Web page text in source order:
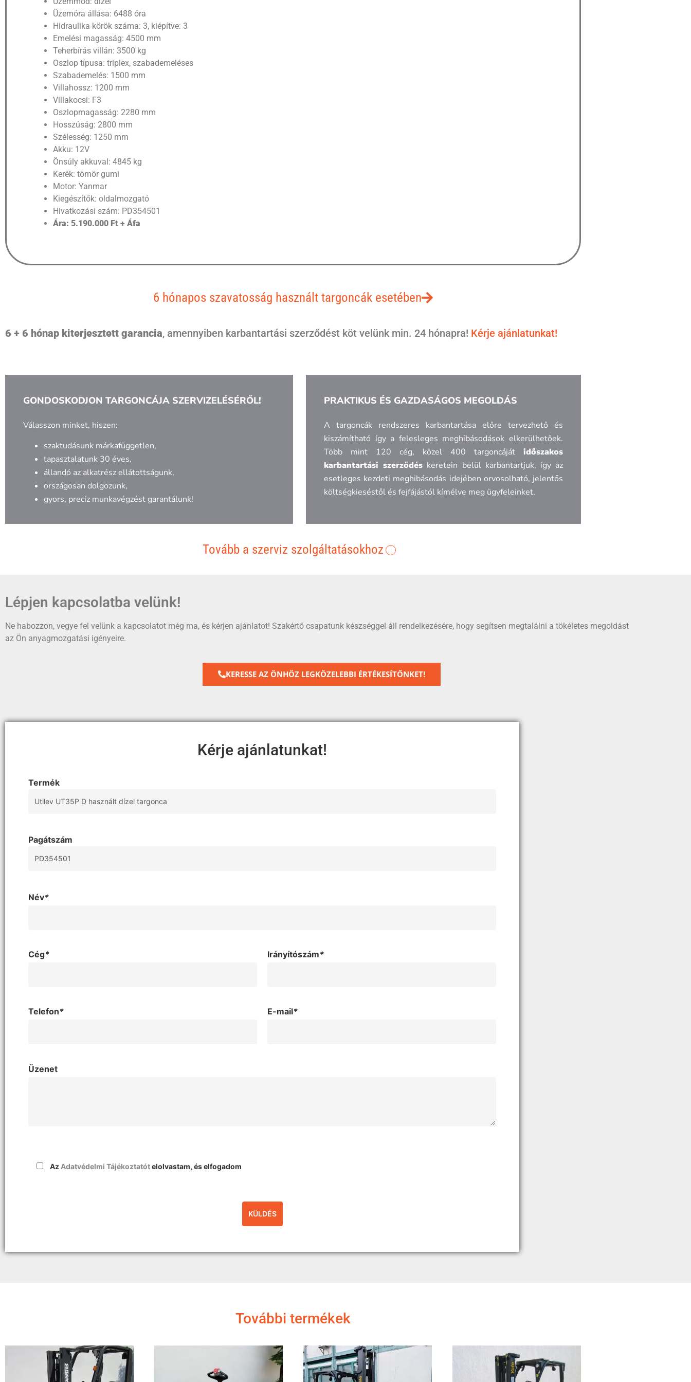
Üzemóra állása: 6488 óra
Hidraulika körök száma: 3, kiépítve: 3
Emelési magasság: 4500 mm
Teherbírás villán: 3500 kg
Oszlop típusa: triplex, szabademeléses
Szabademelés: 1500 mm
Villahossz: 1200 mm
Villakocsi: F3
Oszlopmagasság: 2280 mm
Hosszúság: 2800 mm
Szélesség: 1250 mm
Akku: 12V
Önsúly akkuval: 4845 kg
Kerék: tömör gumi
Motor: Yanmar
Kiegészítők: oldalmozgató
Hivatkozási szám: PD354501
Ára: 5.190.000 Ft + Áfa
6 hónapos szavatosság használt targoncák esetében
6 + 6 hónap kiterjesztett garancia, amennyiben karbantartási szerződést köt velünk min. 24 hónapra! Kérje ajánlatunkat!
GONDOSKODJON TARGONCÁJA SZERVIZELÉSÉRŐL!
Válasszon minket, hiszen:
szaktudásunk márkafüggetlen,
tapasztalatunk 30 éves,
állandó az alkatrész ellátottságunk,
országosan dolgozunk,
gyors, precíz munkavégzést garantálunk!
PRAKTIKUS ÉS GAZDASÁGOS MEGOLDÁS
A targoncák rendszeres karbantartása előre tervezhető és
kiszámítható így a felesleges meghibásodások elkerülhetőek.
Több mint 120 cég, közel 400 targoncáját időszakos
karbantartási szerződés keretein belül karbantartjuk, így az
esetleges kezdeti meghibásodás idejében orvosolható, jelentős
költségkieséstől és fejfájástól kímélve meg ügyfeleinket.
Tovább a szerviz szolgáltatásokhoz
Lépjen kapcsolatba velünk!
Ne habozzon, vegye fel velünk a kapcsolatot még ma, és kérjen ajánlatot! Szakértő csapatunk készséggel áll rendelkezésére, hogy segítsen megtalálni a tökéletes megoldást
az Ön anyagmozgatási igényeire.
KERESSE AZ ÖNHÖZ LEGKÖZELEBBI ÉRTÉKESÍTŐNKET!
Kérje ajánlatunkat!
Termék
Pagátszám
Név*
Cég* Irányítószám*
Telefon* E-mail*
Üzenet
Az Adatvédelmi Tájékoztatótelolvastam, és elfogadom
További termékek